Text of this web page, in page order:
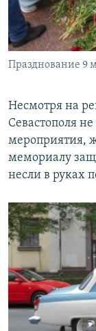
Празднование 9
Несмотря на
Севастополя
мероприятия,
мемориалу
несли в руках